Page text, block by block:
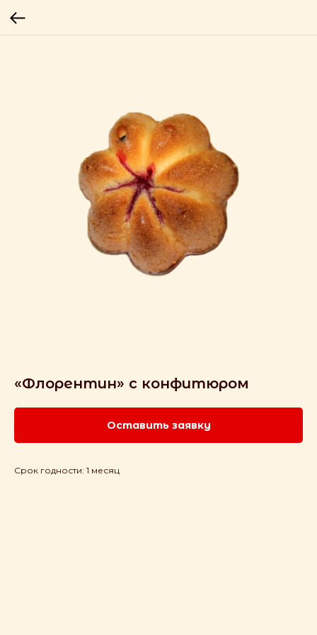
«Флорентин» с конфитюром
Оставить заявку
Срок годности: 1 месяц